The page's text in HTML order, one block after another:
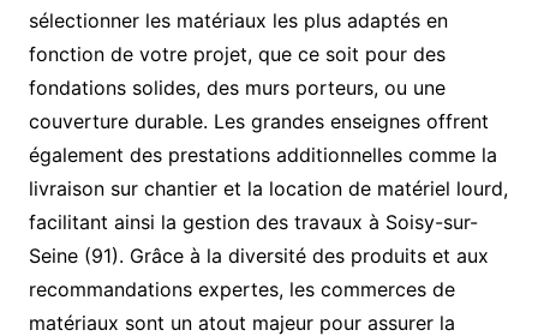
sélectionner les matériaux les plus adaptés en
fonction de votre projet, que ce soit pour des
fondations solides, des murs porteurs, ou une
couverture durable. Les grandes enseignes offrent
également des prestations additionnelles comme la
livraison sur chantier et la location de matériel lourd,
facilitant ainsi la gestion des travaux à Soisy-sur-
Seine (91). Grâce à la diversité des produits et aux
recommandations expertes, les commerces de
matériaux sont un atout majeur pour assurer la